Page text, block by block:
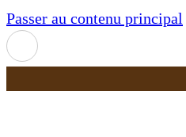
Passer au contenu principal